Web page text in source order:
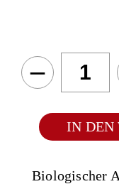
–
IN DEN
Biologischer